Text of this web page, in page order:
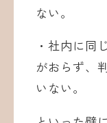
ない。
・社内に同
がおらず、
いない。